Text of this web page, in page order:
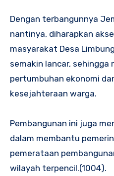
Dengan terbangunnya
nantinya, diharapkan
masyarakat Desa
semakin lancar, sehingga
pertumbuhan ekonomi
kesejahteraan warga.
Pembangunan ini juga
dalam membantu
pemerataan
wilayah terpencil.(1004).